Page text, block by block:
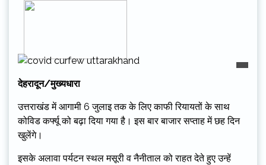
देहरादून/मुख्यधारा
उत्तराखंड में आगामी 6 जुलाइ तक के लिए काफी रियायतों के साथ
कोविड कर्फ्यू को बढ़ा दिया गया है। इस बार बाजार सप्ताह में छह दिन
खुलेंगे।
इसके अलावा पर्यटन स्थल मसूरी व नैनीताल को राहत देते हुए उन्हें